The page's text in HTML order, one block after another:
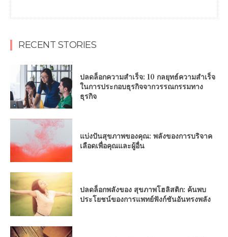
RECENT STORIES
ปลดล็อกความสำเร็จ: 10 กลยุทธ์ความสำเร็จ
ในการประกอบธุรกิจจากวรรณกรรมทาง
ธุรกิจ
แบ่งปันสุขภาพของคุณ: พลังของการบริจาค
เลือดเพื่อคุณและผู้อื่น
ปลดล็อกพลังของ สุขภาพโฮลิสติก: ค้นพบ
ประโยชน์ของการแพทย์ฟังก์ชันอันทรงพลัง